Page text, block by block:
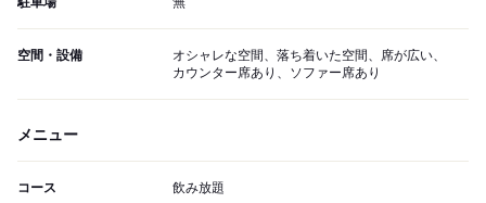
空間・設備
オシャレな空間、落ち着いた空間、席が広い、
カウンター席あり、ソファー席あり
メニュー
コース 飲み放題